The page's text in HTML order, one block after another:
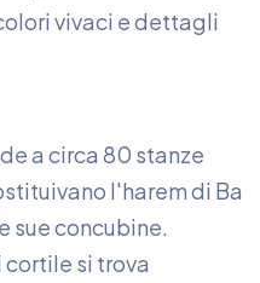
vivaci e dettagli
a circa 80 stanze
l'harem di Ba
sue concubine.
si trova